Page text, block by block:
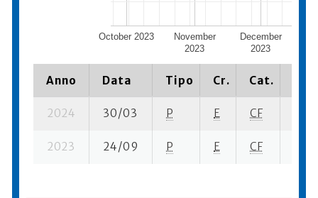
October 2023
November
2023
December
2023
Anno Data Tipo Cr. Cat.
2024 30/03 P E CF
2023 24/09 P E CF